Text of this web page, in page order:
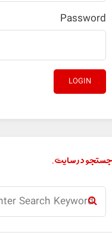
style="display:none;"
Password
LOGIN
جستجو در سایت.